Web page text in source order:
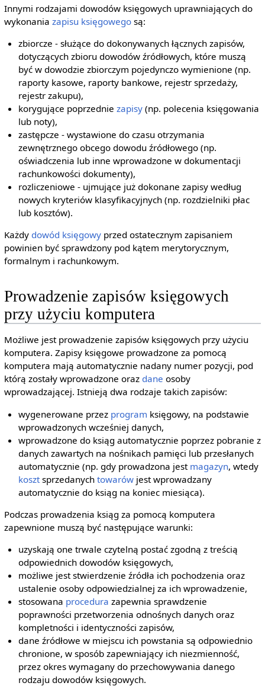
Innymi rodzajami dowodów księgowych uprawniających do
wykonania zapisu księgowegosą:
zbiorcze - służące do dokonywanych łącznych zapisów,
dotyczących zbioru dowodów źródłowych, które muszą
być w dowodzie zbiorczym pojedynczo wymienione (np.
raporty kasowe, raporty bankowe, rejestr sprzedaży,
rejestr zakupu),
korygujące poprzedniezapisy (np. polecenia księgowania
lub noty),
zastępcze - wystawione do czasu otrzymania
zewnętrznego obcego dowodu źródłowego (np.
oświadczenia lub inne wprowadzone w dokumentacji
rachunkowości dokumenty),
rozliczeniowe - ujmujące już dokonane zapisy według
nowych kryteriów klasyfikacyjnych (np. rozdzielniki płac
lub kosztów).
Każdy dowód księgowyprzed ostatecznym zapisaniem
powinien być sprawdzony pod kątem merytorycznym,
formalnym i rachunkowym.
Prowadzenie zapisów księgowych
przy użyciu komputera
Możliwe jest prowadzenie zapisów księgowych przy użyciu
komputera. Zapisy księgowe prowadzone za pomocą
komputera mają automatycznie nadany numer pozycji, pod
którą zostały wprowadzone oraz dane osoby
wprowadzającej. Istnieją dwa rodzaje takich zapisów:
wygenerowane przez program księgowy, na podstawie
wprowadzonych wcześniej danych,
wprowadzone do ksiąg automatycznie poprzez pobranie z
danych zawartych na nośnikach pamięci lub przesłanych
automatycznie (np. gdy prowadzona jest magazyn, wtedy
koszt sprzedanychtowarów jest wprowadzany
automatycznie do ksiąg na koniec miesiąca).
Podczas prowadzenia ksiąg za pomocą komputera
zapewnione muszą być następujące warunki:
uzyskają one trwale czytelną postać zgodną z treścią
odpowiednich dowodów księgowych,
możliwe jest stwierdzenie źródła ich pochodzenia oraz
ustalenie osoby odpowiedzialnej za ich wprowadzenie,
stosowana procedura zapewnia sprawdzenie
poprawności przetworzenia odnośnych danych oraz
kompletności i identyczności zapisów,
dane źródłowe w miejscu ich powstania są odpowiednio
chronione, w sposób zapewniający ich niezmienność,
przez okres wymagany do przechowywania danego
rodzaju dowodów księgowych.